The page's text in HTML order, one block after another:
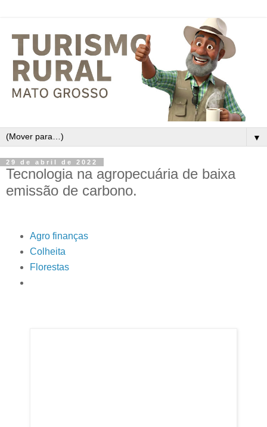
▼
29 de abril de 2022
Tecnologia na agropecuária de baixa
emissão de carbono.
Agro finanças
Colheita
Florestas